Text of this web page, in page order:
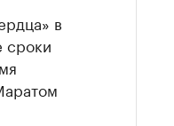
в
сроки